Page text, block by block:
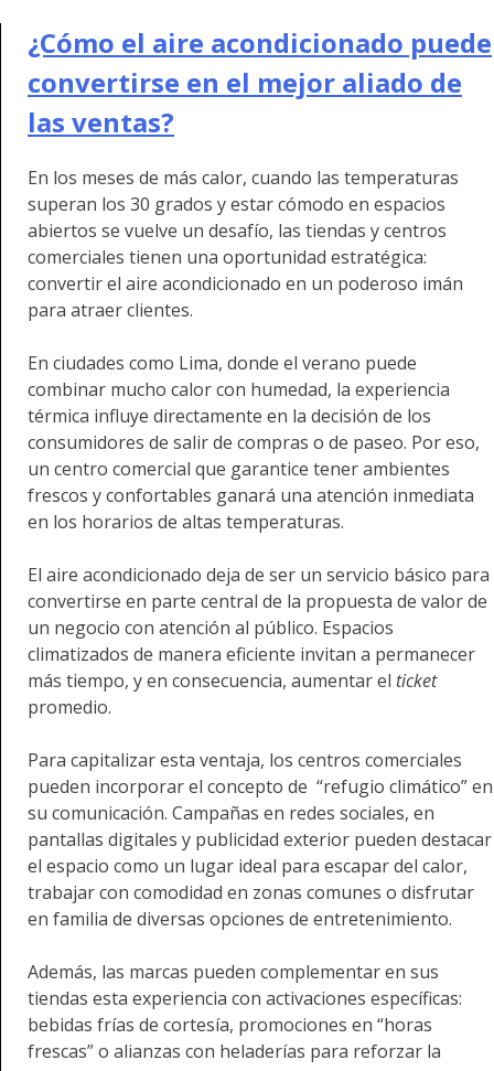
¿Cómo el aire acondicionado puede
convertirse en el mejor aliado de
las ventas?
En los meses de más calor, cuando las temperaturas
superan los 30 grados y estar cómodo en espacios
abiertos se vuelve un desafío, las tiendas y centros
comerciales tienen una oportunidad estratégica:
convertir el aire acondicionado en un poderoso imán
para atraer clientes.
En ciudades como Lima, donde el verano puede
combinar mucho calor con humedad, la experiencia
térmica influye directamente en la decisión de los
consumidores de salir de compras o de paseo. Por eso,
un centro comercial que garantice tener ambientes
frescos y confortables ganará una atención inmediata
en los horarios de altas temperaturas.
El aire acondicionado deja de ser un servicio básico para
convertirse en parte central de la propuesta de valor de
un negocio con atención al público. Espacios
climatizados de manera eficiente invitan a permanecer
más tiempo, y en consecuencia, aumentar el ticket
promedio.
Para capitalizar esta ventaja, los centros comerciales
pueden incorporar el concepto de “refugio climático” en
su comunicación. Campañas en redes sociales, en
pantallas digitales y publicidad exterior pueden destacar
el espacio como un lugar ideal para escapar del calor,
trabajar con comodidad en zonas comunes o disfrutar
en familia de diversas opciones de entretenimiento.
Además, las marcas pueden complementar en sus
tiendas esta experiencia con activaciones específicas:
bebidas frías de cortesía, promociones en “horas
frescas” o alianzas con heladerías para reforzar la